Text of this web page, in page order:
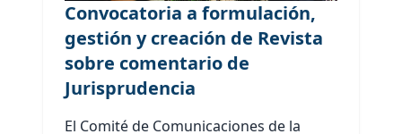
Convocatoria a formulación,
gestión y creación de Revista
sobre comentario de
Jurisprudencia
El Comité de Comunicaciones de la